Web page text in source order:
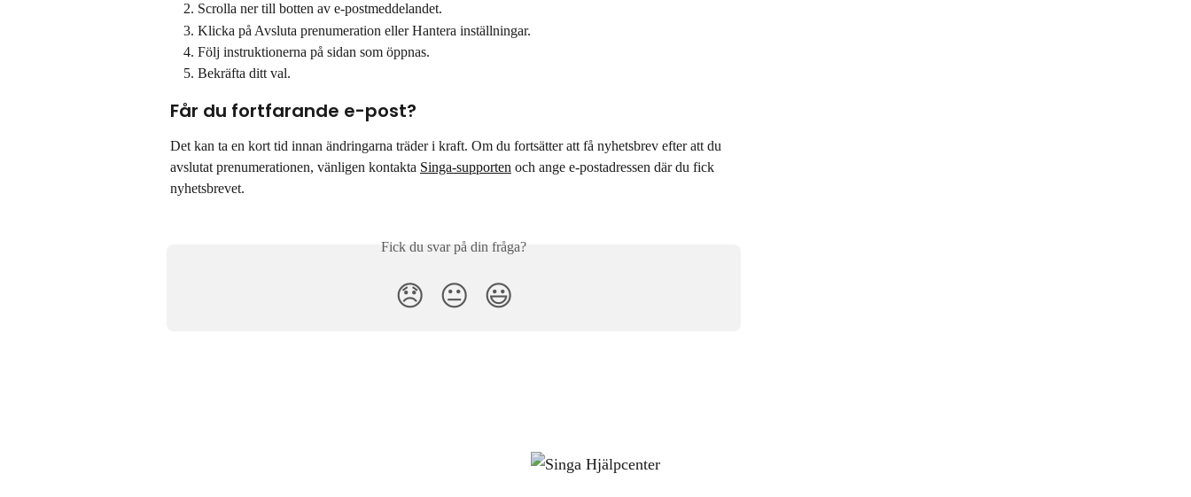
Scrolla ner till botten av e-postmeddelandet.
Klicka på Avsluta prenumeration eller Hantera inställningar.
Följ instruktionerna på sidan som öppnas.
Bekräfta ditt val.
Får du fortfarande e-post?
Det kan ta en kort tid innan ändringarna träder i kraft. Om du fortsätter att få nyhetsbrev efter att du
avslutat prenumerationen, vänligen kontakta Singa-supporten och ange e-postadressen där du fick
nyhetsbrevet.
Fick du svar på din fråga?
😞 😐 😃